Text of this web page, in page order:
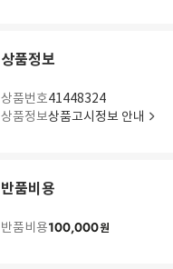
상품정보
상품번호41448324
상품정보상품고시정보 안내
반품비용
반품비용100,000원